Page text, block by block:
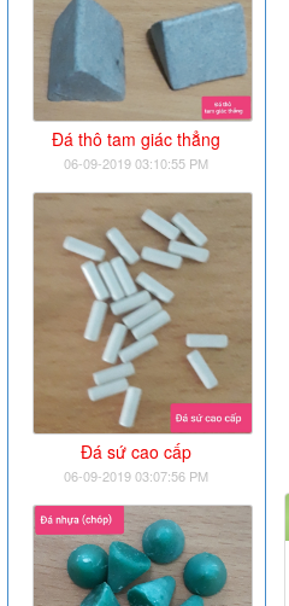
Đá thô tam giác thẳng
06-09-2019 03:10:55 PM
Đá sứ cao cấp
06-09-2019 03:07:56 PM